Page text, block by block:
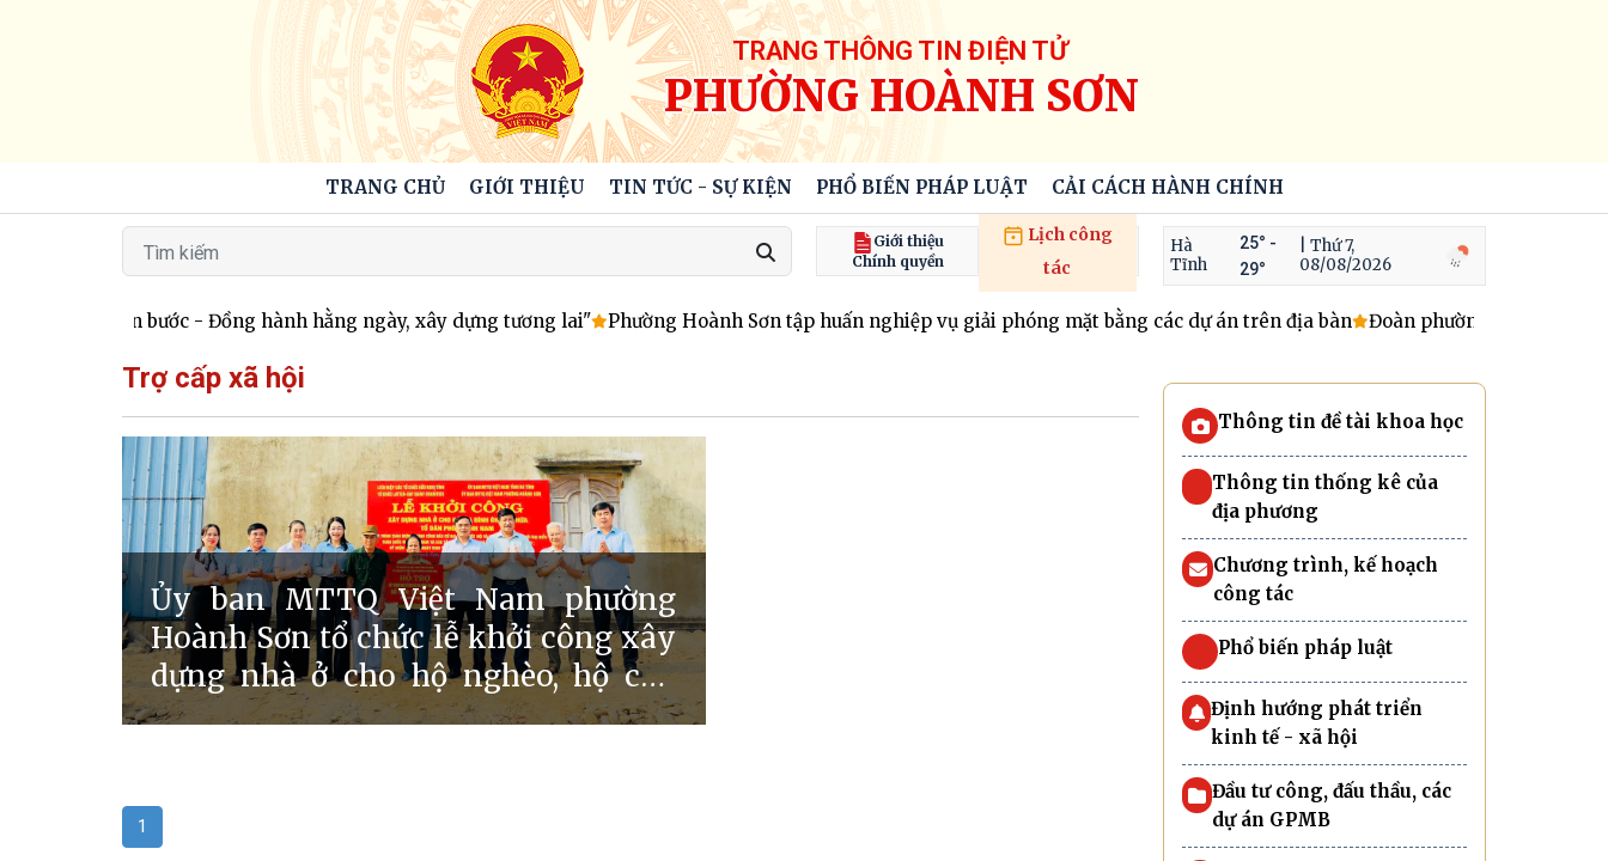
TRANG THÔNG TIN ĐIỆN TỬ
PHƯỜNG HOÀNH SƠN
TRANG CHỦ GIỚI THIỆU TIN TỨC - SỰ KIỆN PHỔ BIẾN PHÁP LUẬT CẢI CÁCH HÀNH CHÍNH
Giới thiệu
Chính quyền
Lịch công
tác
Hà
Tĩnh
25° -
29°
| Thứ 7,
08/08/2026
em tiến bước - Đồng hành hằng ngày, xây dựng tương lai" Phường Hoành Sơn tập huấn nghiệp vụ giải phóng mặt bằng các dự án trên địa bàn Đoàn phường Hoành Sơn
Trợ cấp xã hội
Ủy ban MTTQ Việt Nam phường
Hoành Sơn tổ chức lễ khởi công xây
dựng nhà ở cho hộ nghèo, hộ cận
nghèo, hộ có hoàn cảnh khó khăn
1
Thông tin đề tài khoa học
Thông tin thống kê của
địa phương
Chương trình, kế hoạch
công tác
Phổ biến pháp luật
Định hướng phát triển
kinh tế - xã hội
Đầu tư công, đấu thầu, các
dự án GPMB